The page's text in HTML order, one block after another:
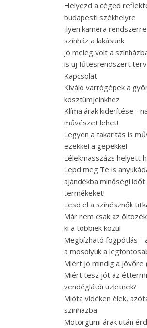
Helyezd a céged
budapesti székhelyre
Ilyen kamera
színház a lakásunk
Jó meleg volt a
is új fűtésrendszert
Kapcsolat
Kiváló varrógépek a
kosztümjeinkhez
Klíma árak kiderítése -
művészet lehet!
Legyen a takarítás is
ezekkel a gépekkel
Lélekmasszázs helyett
Lepd meg Te is
ajándékba minőségi időt
termékeket!
Lesd el a színésznők
Már nem csak az
ki a többiek közül
Megbízható fogpótlás -
a mosolyuk a
Miért jó mindig a jövőre
Miért tesz jót az
vendéglátói üzletnek?
Mióta vidéken élek,
színházba
Motorgumi árak után